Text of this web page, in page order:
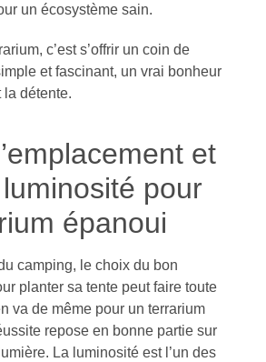
un écosystème sain.
c’est s’offrir un coin de
et fascinant, un vrai bonheur
la détente.
et
pour
épanoui
camping, le choix du bon
planter sa tente peut faire toute
va de même pour un terrarium
repose en bonne partie sur
La luminosité est l’un des